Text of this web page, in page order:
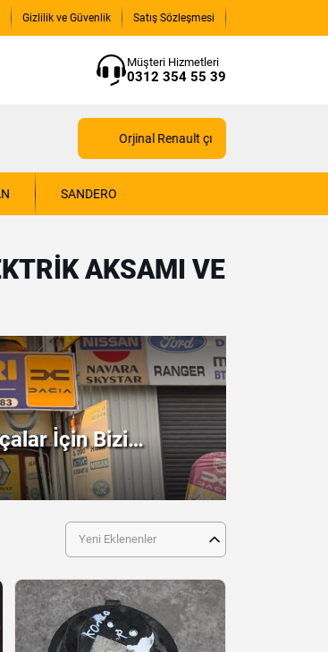
Gizlilik ve Güvenlik Satış Sözleşmesi
Müşteri Hizmetleri
0312 354 55 39
Orjinal Renault çıkma yedek parçaları
SANDERO
AKSAMI VE
İçin Bizi
Yeni Eklenenler